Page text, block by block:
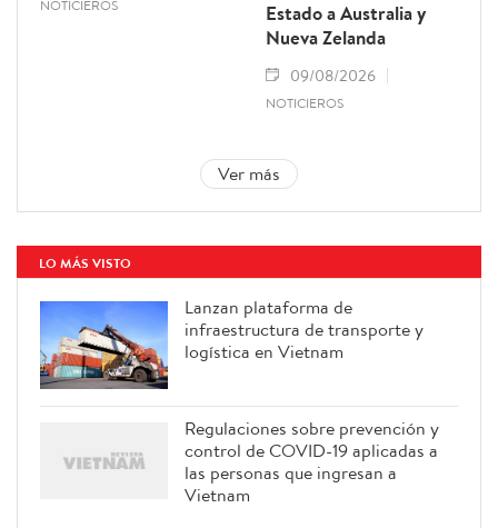
NOTICIEROS
Estado a Australia y
Nueva Zelanda
09/08/2026
NOTICIEROS
Ver más
LO MÁS VISTO
Lanzan plataforma de
infraestructura de transporte y
logística en Vietnam
Regulaciones sobre prevención y
control de COVID-19 aplicadas a
las personas que ingresan a
Vietnam